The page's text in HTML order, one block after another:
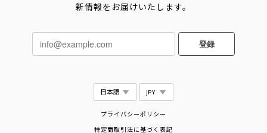
新情報をお届けいたします。
登録
プライバシーポリシー
特定商取引法に基づく表記